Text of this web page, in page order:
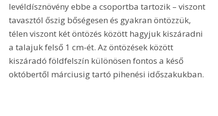
levéldísznövény ebbe a csoportba tartozik – viszont
tavasztól őszig bőségesen és gyakran öntözzük,
télen viszont két öntözés között hagyjuk kiszáradni
a talajuk felső 1 cm-ét. Az öntözések között
kiszáradó földfelszín különösen fontos a késő
októbertől márciusig tartó pihenési időszakukban.